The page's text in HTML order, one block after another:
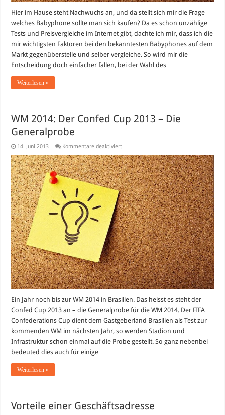
Hier im Hause steht Nachwuchs an, und da stellt sich mir die Frage
welches Babyphone sollte man sich kaufen? Da es schon unzählige
Tests und Preisvergleiche im Internet gibt, dachte ich mir, dass ich die
mir wichtigsten Faktoren bei den bekanntesten Babyphones auf dem
Markt gegenüberstelle und selber vergleiche. So wird mir die
Entscheidung doch einfacher fallen, bei der Wahl des …
Weiterlesen »
WM 2014: Der Confed Cup 2013 – Die
Generalprobe
14. Juni 2013 Kommentare deaktiviertfür
2014:
Der
Confed
Cup
2013
–
Die
Generalprobe
Ein Jahr noch bis zur WM 2014 in Brasilien. Das heisst es steht der
Confed Cup 2013 an – die Generalprobe für die WM 2014. Der FIFA
Confederations Cup dient dem Gastgeberland Brasilien als Test zur
kommenden WM im nächsten Jahr, so werden Stadion und
Infrastruktur schon einmal auf die Probe gestellt. So ganz nebenbei
bedeuted dies auch für einige …
Weiterlesen »
Vorteile einer Geschäftsadresse